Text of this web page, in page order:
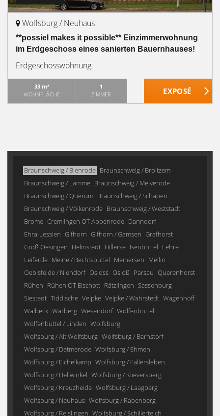
Wolfsburg / Neuhaus
**possiel makes it possible** Einzimmerwohnung
im Erdgeschoss eines sanierten Bauernhauses!
Erdgeschosswohnung
33 m²
WOHNFLÄCHE
1
ZIMMER
Braunschweig / Bienrode Braunschweig / Broitzem
Braunschweig / Lamme Braunschweig / Melverode
Braunschweig / Querum Braunschweig / Schapen
Braunschweig / Völkenrode Braunschweig / Weststadt
Brome Cremlingen OT Abbenrode Danndorf
Ehra-Lessien Gifhorn Gifhorn / Gamsen Grafhorst
Groß Oesingen Helmstedt Hillerse Isenbüttel Lehre
Leiferde Meine / Bechtsbüttel Meinersen Mellin
Oebisfelde / Niendorf Osloss Osloß Parsau Querenhorst
Rühen Rühen OT Eischott Rätzlingen Sassenburg
Siestedt Tiddische Velpke Velpke / Wahrstedt Wagenhoff
Walbeck Warberg Wesendorf Wolfenbüttel
Wolfenbüttel / Linden Wolfsburg
Wolfsburg / Alt Wolfsburg Wolfsburg / Barnstorf
Wolfsburg / Detmerode Wolfsburg / Ehmen
Wolfsburg / Eichelkamp Wolfsburg / Fallersleben
Wolfsburg / Hellwinkel Wolfsburg / Klieversberg
Wolfsburg / Kreuzheide Wolfsburg / Laagberg
Wolfsburg / Neuhaus Wolfsburg / Rabenberg
Wolfsburg / Reislingen Wolfsburg / Schillerteich